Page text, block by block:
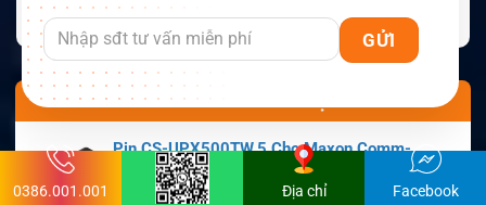
SẢN PHẨM NỔI BẬT
Pin CS-UPX500TW.5 Cho Maxon Comm-
Panion CP0150, CP0511, CP0515
0386.001.001 Địa chỉ Facebook